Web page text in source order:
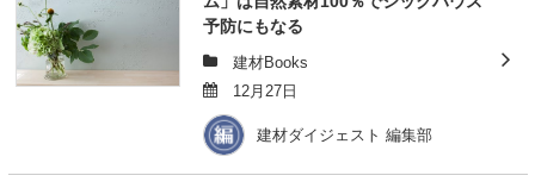
予防にもなる
建材Books
12月27日
建材ダイジェスト 編集部